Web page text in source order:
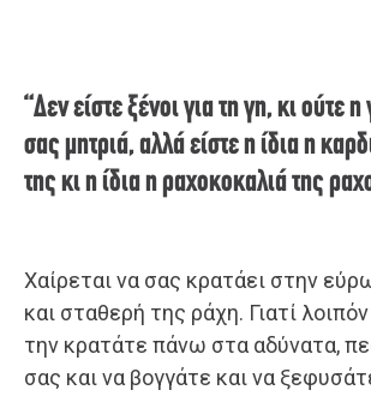
“Δεν είστε ξένοι για τη γη, κι ούτε η
σας μητριά, αλλά είστε η ίδια η
της κι η ίδια η ραχοκοκαλιά της
Χαίρεται να σας κρατάει στην
και σταθερή της ράχη. Γιατί
την κρατάτε πάνω στα αδύνατα,
σας και να βογγάτε και να